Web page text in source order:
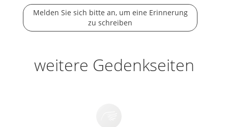
Melden Sie sich bitte an, um eine Erinnerung
zu schreiben
weitere Gedenkseiten